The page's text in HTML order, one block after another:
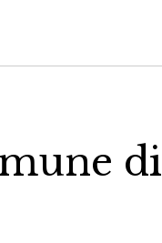
di